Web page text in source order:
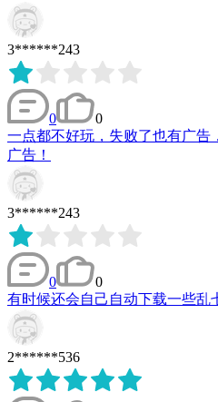
3******243
0
0
一点都不好玩，失败了也有广告
广告！
3******243
0
0
有时候还会自己自动下载一些乱
2******536